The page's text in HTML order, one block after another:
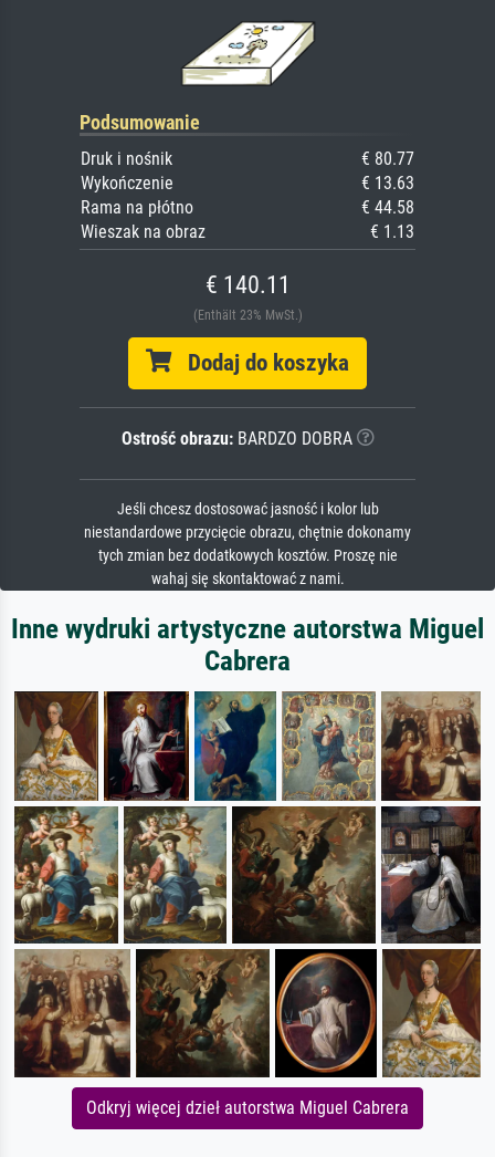
Podsumowanie
Druk i nośnik
€ 80.77
Wykończenie
€ 13.63
Rama na płótno
€ 44.58
Wieszak na obraz
€ 1.13
€ 140.11
(Enthält 23% MwSt.)
Dodaj do koszyka
Ostrość obrazu:BARDZO DOBRA
Jeśli chcesz dostosować jasność i kolor lub
niestandardowe przycięcie obrazu, chętnie dokonamy
tych zmian bez dodatkowych kosztów. Proszę nie
wahaj się skontaktować z nami.
Inne wydruki artystyczne autorstwa Miguel
Cabrera
Odkryj więcej dzieł autorstwa Miguel Cabrera